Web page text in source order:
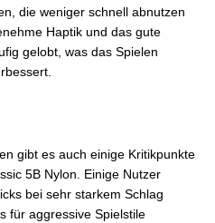
die weniger schnell abnutzen
Haptik und das gute
gelobt, was das Spielen
gibt es auch einige Kritikpunkte
5B Nylon. Einige Nutzer
bei sehr starkem Schlag
für aggressive Spielstile